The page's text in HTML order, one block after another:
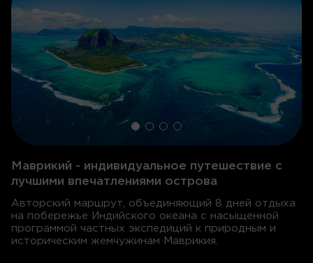
Маврикий - индивидуальное путешествие с
лучшими впечатлениями острова
Авторский маршрут, объединяющий 8 дней отдыха
на побережье Индийского океана с насыщенной
программой частных экспедиций к природным и
историческим жемчужинам Маврикия